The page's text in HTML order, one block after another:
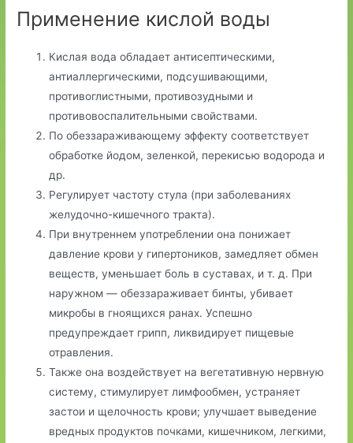
Применение кислой воды
Кислая вода обладает антисептическими,
антиаллергическими, подсушивающими,
противоглистными, противозудными и
противовоспалительными свойствами.
По обеззараживающему эффекту соответствует
обработке йодом, зеленкой, перекисью водорода и
др.
Регулирует частоту стула (при заболеваниях
желудочно-кишечного тракта).
При внутреннем употреблении она понижает
давление крови у гипертоников, замедляет обмен
веществ, уменьшает боль в суставах, и т. д. При
наружном — обеззараживает бинты, убивает
микробы в гноящихся ранах. Успешно
предупреждает грипп, ликвидирует пищевые
отравления.
Также она воздействует на вегетативную нервную
систему, стимулирует лимфообмен, устраняет
застои и щелочность крови; улучшает выведение
вредных продуктов почками, кишечником, легкими,